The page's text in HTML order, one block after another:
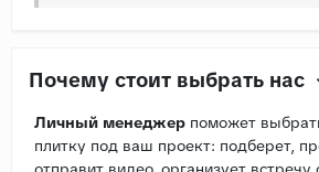
Почему стоит выбрать нас
Личный менеджер поможет
плитку под ваш проект: подберет,